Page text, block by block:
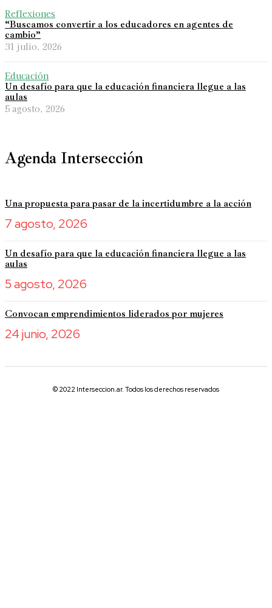
Reflexiones
“Buscamos convertir a los educadores en agentes de
cambio”
31 julio, 2026
Educación
Un desafío para que la educación financiera llegue a las
aulas
5 agosto, 2026
Agenda Intersección
Una propuesta para pasar de la incertidumbre a la acción
7 agosto, 2026
Un desafío para que la educación financiera llegue a las
aulas
5 agosto, 2026
Convocan emprendimientos liderados por mujeres
24 junio, 2026
© 2022 Interseccion.ar. Todos los derechos reservados